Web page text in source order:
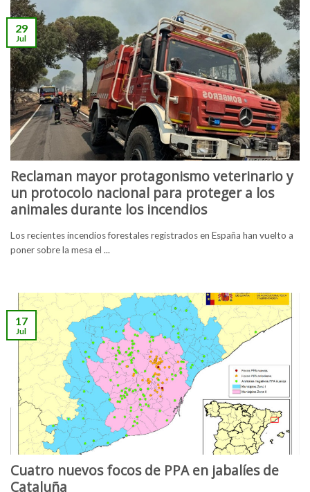
Reclaman mayor protagonismo veterinario y
un protocolo nacional para proteger a los
animales durante los incendios
Los recientes incendios forestales registrados en España han vuelto a
poner sobre la mesa el ...
29
Jul
Cuatro nuevos focos de PPA en jabalíes de
Cataluña
17
Jul